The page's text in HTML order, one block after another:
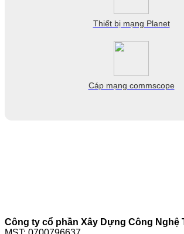
Thiết bị mạng Planet
Cáp mạng commscope
Công ty cổ phần Xây Dựng Công Nghệ